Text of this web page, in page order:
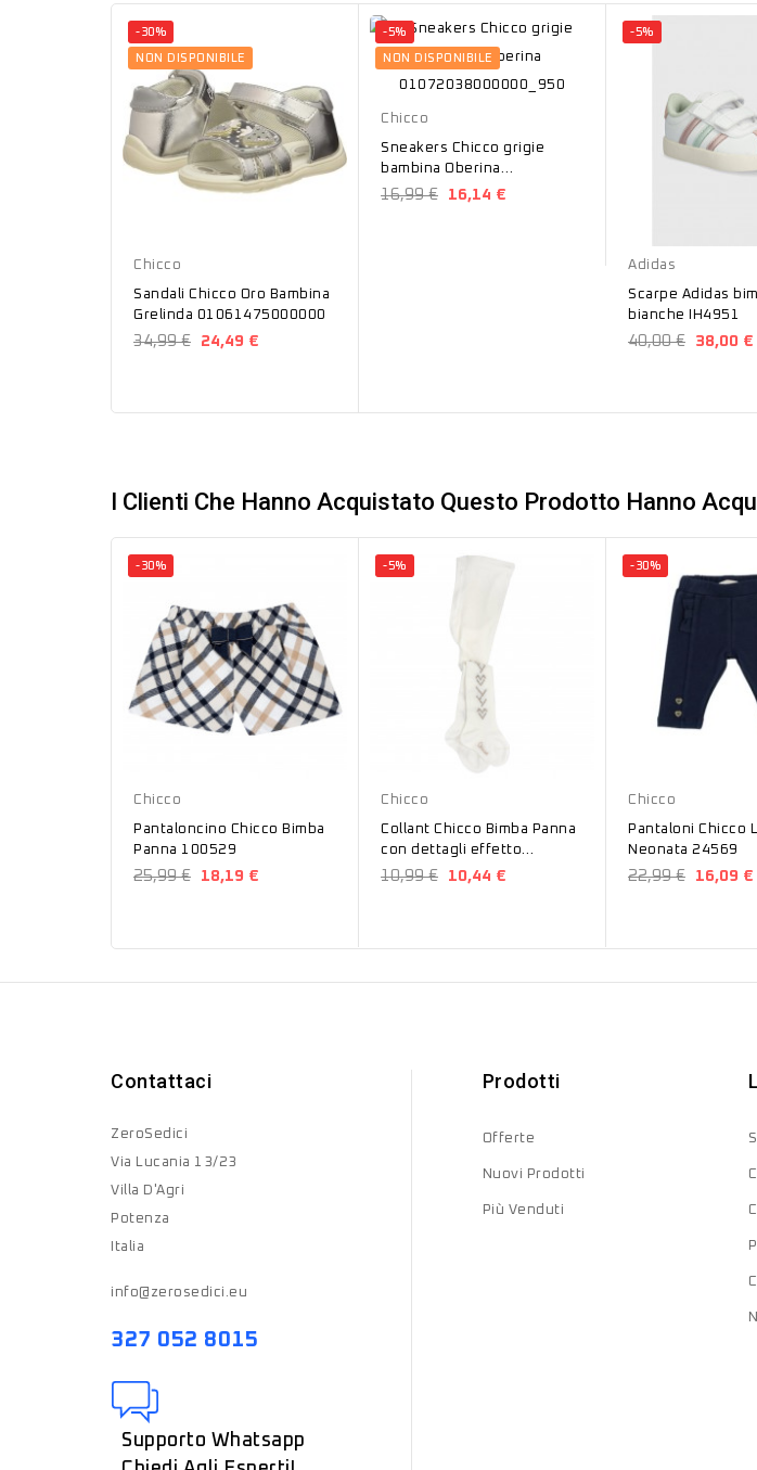
-30%
NON DISPONIBILE
Chicco
Sandali Chicco Oro Bambina
Grelinda 01061475000000
34,99 € 24,49 €
Grigio
-5%
NON DISPONIBILE
Chicco
Sneakers Chicco grigie
bambina Oberina
01072038000000_950
16,99 € 16,14 €
-5%
Adidas
Scarpe Adidas
bianche IH4951
40,00 € 38,00 €
I Clienti Che Hanno Acquistato Questo Prodotto Hanno
-30%
Chicco
Pantaloncino Chicco Bimba
Panna 100529
25,99 € 18,19 €
-5%
Chicco
Collant Chicco Bimba Panna
con dettagli effetto
luminoso 100113
10,99 € 10,44 €
-30%
Chicco
Pantaloni Chicco
Neonata 24569
22,99 € 16,09 €
Contattaci
ZeroSedici
Via Lucania 13/23
Villa D'Agri
Potenza
Italia
info@zerosedici.eu
327 052 8015
Supporto Whatsapp
Prodotti
Offerte
Nuovi Prodotti
Più Venduti